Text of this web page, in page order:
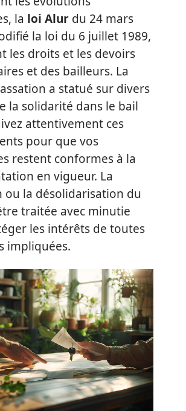
la loi Alur du 24 mars
la loi du 6 juillet 1989,
les droits et les devoirs
et des bailleurs. La
a statué sur divers
la solidarité dans le bail
attentivement ces
pour que vos
restent conformes à la
en vigueur. La
ou la désolidarisation du
traitée avec minutie
les intérêts de toutes
impliquées.